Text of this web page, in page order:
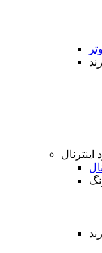
اینترنال